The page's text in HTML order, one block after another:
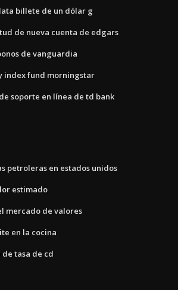
billete de un dólar g
de nueva cuenta de edgars
de vanguardia
index fund morningstar
soporte en línea de td bank
petroleras en estados unidos
estimado
mercado de valores
en la cocina
tasa de cd